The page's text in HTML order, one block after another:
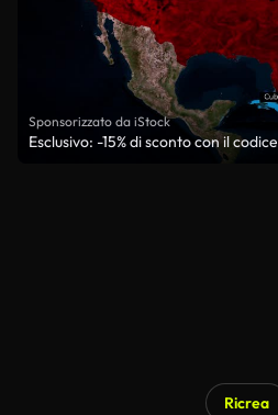
Sponsorizzato da iStock
Esclusivo: -15% di sconto con il codice
Ricrea